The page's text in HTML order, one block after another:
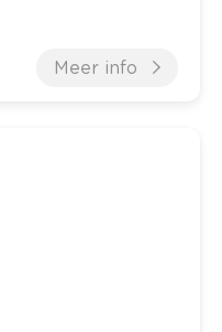
Meer info